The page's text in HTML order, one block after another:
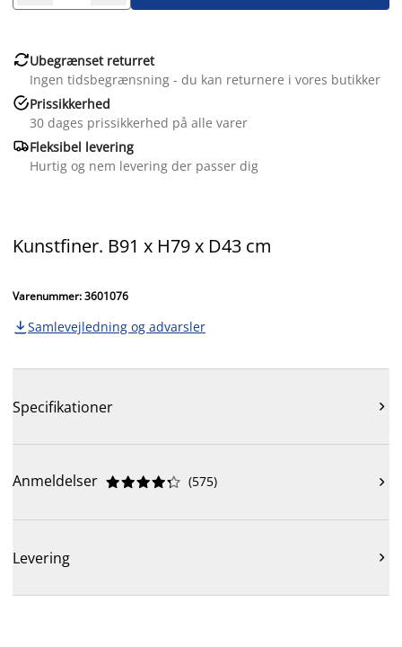
Ubegrænset returret
Ingen tidsbegrænsning - du kan returnere i vores butikker
Prissikkerhed
30 dages prissikkerhed på alle varer
Fleksibel levering
Hurtig og nem levering der passer dig
Kunstfiner. B91 x H79 x D43 cm
Varenummer: 3601076
 Samlevejledning og advarsler
Specifikationer 
Anmeldelser 




 (575) 
Levering 